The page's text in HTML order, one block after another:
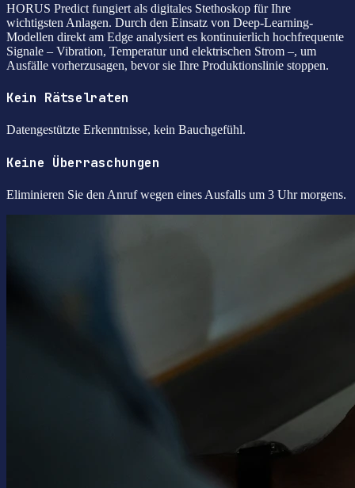
HORUS Predict fungiert als digitales Stethoskop für Ihre
wichtigsten Anlagen. Durch den Einsatz von Deep-Learning-
Modellen direkt am Edge analysiert es kontinuierlich hochfrequente
Signale – Vibration, Temperatur und elektrischen Strom –, um
Ausfälle vorherzusagen, bevor sie Ihre Produktionslinie stoppen.
Kein Rätselraten
Datengestützte Erkenntnisse, kein Bauchgefühl.
Keine Überraschungen
Eliminieren Sie den Anruf wegen eines Ausfalls um 3 Uhr morgens.